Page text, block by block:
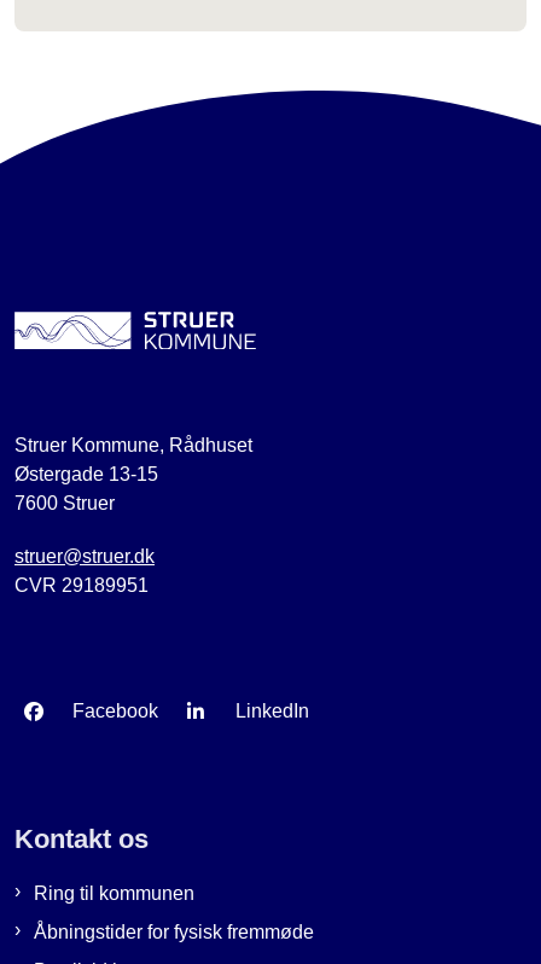
Struer Kommune, Rådhuset
Østergade 13-15
7600 Struer
struer@struer.dk
CVR 29189951
Facebook LinkedIn
Kontakt os
Ring til kommunen
Åbningstider for fysisk fremmøde